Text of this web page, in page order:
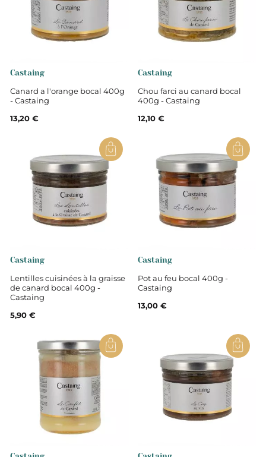
Castaing
Canard a l'orange bocal 400g
- Castaing
13,20 €
Castaing
Chou farci au canard bocal
400g - Castaing
12,10 €
Castaing
Lentilles cuisinées à la graisse
de canard bocal 400g -
Castaing
5,90 €
Castaing
Pot au feu bocal 400g -
Castaing
13,00 €